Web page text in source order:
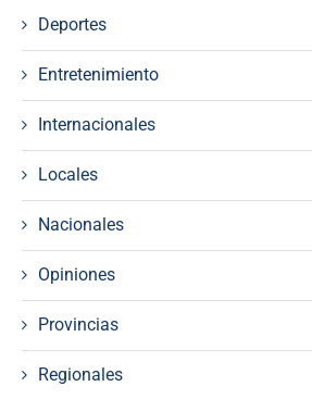
Deportes
Entretenimiento
Internacionales
Locales
Nacionales
Opiniones
Provincias
Regionales